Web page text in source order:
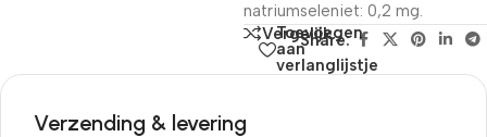
natriumseleniet: 0,2 mg.
Vergelijk
Toevoegen
aan
verlanglijstje
Share:
Verzending & levering